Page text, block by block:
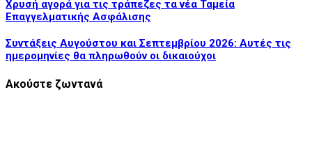
Χρυσή αγορά για τις τράπεζες τα νέα Ταμεία
Επαγγελματικής Ασφάλισης
Συντάξεις Αυγούστου και Σεπτεμβρίου 2026: Αυτές τις
ημερομηνίες θα πληρωθούν οι δικαιούχοι
Ακούστε ζωντανά